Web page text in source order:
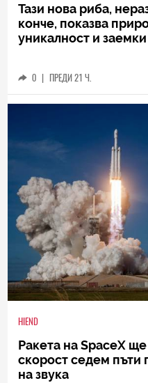
Тази нова риба,
конче, показва
уникалност и заемки
0 | ПРЕДИ 21 Ч.
HIEND
Ракета на SpaceX
скорост седем пъти
на звука